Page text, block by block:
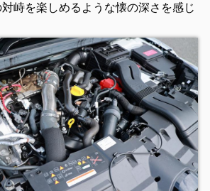
峙を楽しめるような懐の深さを感じ